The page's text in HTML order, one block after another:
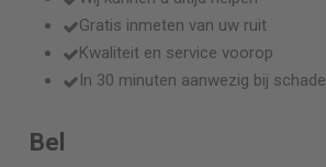
Gratis inmeten van uw ruit
Kwaliteit en service voorop
In 30 minuten aanwezig bij schade
Bel